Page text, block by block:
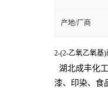
产地/厂商
2-(2-乙氧乙氧基
湖北成丰化
漆、印染、食